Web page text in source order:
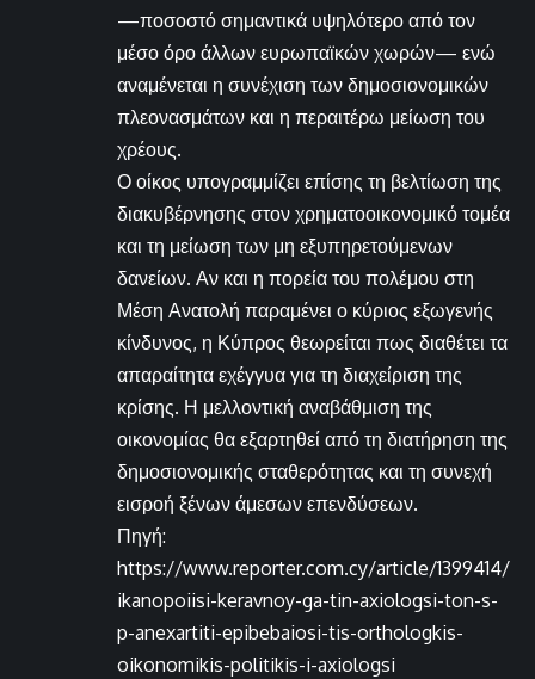
—ποσοστό σημαντικά υψηλότερο από τον
μέσο όρο άλλων ευρωπαϊκών χωρών— ενώ
αναμένεται η συνέχιση των δημοσιονομικών
πλεονασμάτων και η περαιτέρω μείωση του
χρέους.
Ο οίκος υπογραμμίζει επίσης τη βελτίωση της
διακυβέρνησης στον χρηματοοικονομικό τομέα
και τη μείωση των μη εξυπηρετούμενων
δανείων. Αν και η πορεία του πολέμου στη
Μέση Ανατολή παραμένει ο κύριος εξωγενής
κίνδυνος, η Κύπρος θεωρείται πως διαθέτει τα
απαραίτητα εχέγγυα για τη διαχείριση της
κρίσης. Η μελλοντική αναβάθμιση της
οικονομίας θα εξαρτηθεί από τη διατήρηση της
δημοσιονομικής σταθερότητας και τη συνεχή
εισροή ξένων άμεσων επενδύσεων.
Πηγή:
https://www.reporter.com.cy/article/1399414/
ikanopoiisi-keravnoy-ga-tin-axiologsi-ton-s-
p-anexartiti-epibebaiosi-tis-orthologkis-
oikonomikis-politikis-i-axiologsi